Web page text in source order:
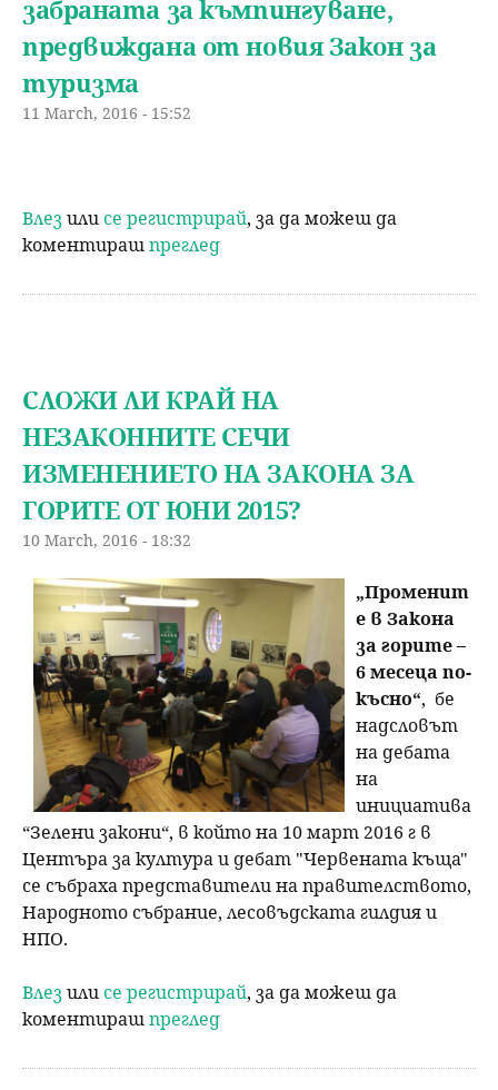
забраната за къмпингуване,
предвиждана от новия Закон за
туризма
11 March, 2016 - 15:52
Влезили се регистрирай, за да можеш да
коментирашпреглед
СЛОЖИ ЛИ КРАЙ НА
НЕЗАКОННИТЕ СЕЧИ
ИЗМЕНЕНИЕТО НА ЗАКОНА ЗА
ГОРИТЕ ОТ ЮНИ 2015?
10 March, 2016 - 18:32
„Променит
е в Закона
за горите –
6 месеца по-
късно“, бе
надсловът
на дебата
на
инициатива
“Зелени закони“, в който на 10 март 2016 г в
Центъра за култура и дебат "Червената къща"
се събраха представители на правителството,
Народното събрание, лесовъдската гилдия и
НПО.
Влезили се регистрирай, за да можеш да
коментирашпреглед